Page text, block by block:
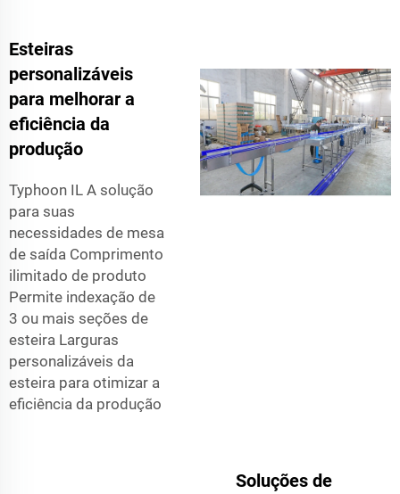
Esteiras
personalizáveis
para melhorar a
eficiência da
produção
Typhoon IL A solução
para suas
necessidades de mesa
de saída Comprimento
ilimitado de produto
Permite indexação de
3 ou mais seções de
esteira Larguras
personalizáveis da
esteira para otimizar a
eficiência da produção
Soluções de